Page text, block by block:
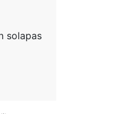
solapas